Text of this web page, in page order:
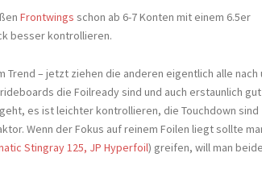
Frontwings schon ab 6-7 Konten mit einem 6.5er
besser kontrollieren.
– jetzt ziehen die anderen eigentlich alle nach
die Foilready sind und auch erstaunlich gut
es ist leichter kontrollieren, die Touchdown sind
Wenn der Fokus auf reinem Foilen liegt sollte
Stingray 125, JP Hyperfoil) greifen, will man